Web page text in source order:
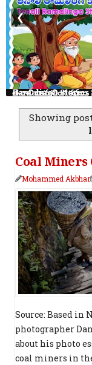
తెనాలి రామలింగ కథలు: 8 నీతి కథలు తెలుగు పిల్లలకు | Tenali
❮
Showing
Coal Miners
Mohammed Akbhar
Source: Based in
photographer
about his photo
coal miners in